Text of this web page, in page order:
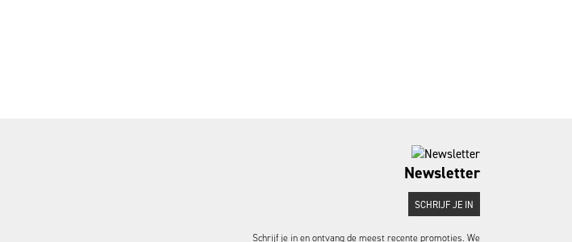
Newsletter
SCHRIJF JE IN
Schrijf je in en ontvang de meest recente promoties. We